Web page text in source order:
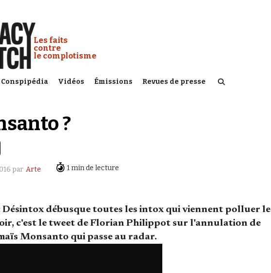
Conspiracy Watch :
Les faits
contre
le complotisme
Conspipédia Vidéos Émissions Revues de presse
?
par Arte 1 min de lecture
Désintox débusque toutes les intox qui viennent polluer le
c'est le tweet de Florian Philippot sur l'annulation de
Monsanto qui passe au radar.